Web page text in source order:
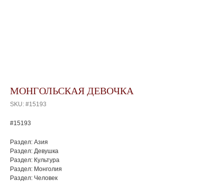
МОНГОЛЬСКАЯ ДЕВОЧКА
SKU: #15193
#15193
Раздел: Азия
Раздел: Девушка
Раздел: Культура
Раздел: Монголия
Раздел: Человек